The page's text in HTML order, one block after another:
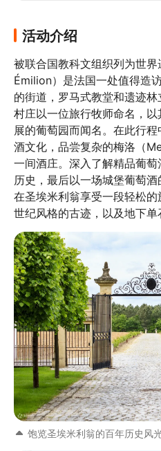
活动介绍
被联合国教科文组织列为世
Émilion）是法国一处值得造
的街道，罗马式教堂和遗迹
村庄以一位旅行牧师命名，
展的葡萄园而闻名。在此行
酒文化，品尝复杂的梅洛（
一间酒庄。深入了解精品葡
历史，最后以一场城堡葡萄
在圣埃米利翁享受一段轻松
世纪风格的古迹，以及地下单
饱览圣埃米利翁的百年历史风